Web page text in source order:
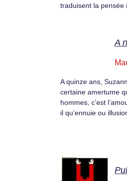
traduisent la pensée
A
A quinze ans,
certaine amertume
hommes, c’est
il qu’ennuie ou